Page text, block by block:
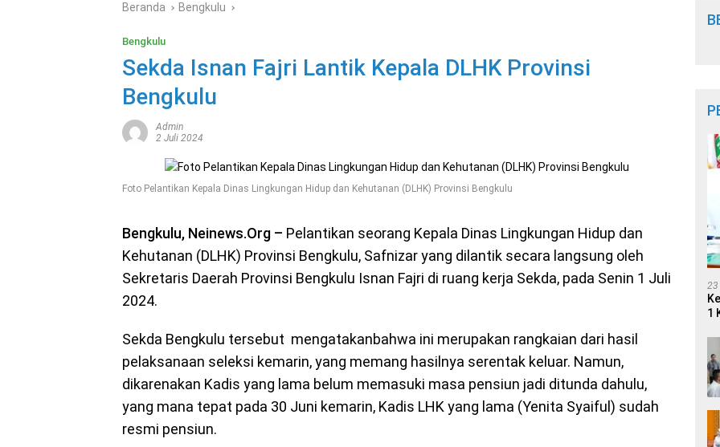
Beranda Bengkulu
Bengkulu
Sekda Isnan Fajri Lantik Kepala DLHK Provinsi
Bengkulu
Admin
2 Juli 2024
Foto Pelantikan Kepala Dinas Lingkungan Hidup dan Kehutanan (DLHK) Provinsi Bengkulu
Bengkulu, Neinews.Org – Pelantikan seorang Kepala Dinas Lingkungan Hidup dan
Kehutanan (DLHK) Provinsi Bengkulu, Safnizar yang dilantik secara langsung oleh
Sekretaris Daerah Provinsi Bengkulu Isnan Fajri di ruang kerja Sekda, pada Senin 1 Juli
2024.
Sekda Bengkulu tersebut mengatakanbahwa ini merupakan rangkaian dari hasil
pelaksanaan seleksi kemarin, yang memang hasilnya serentak keluar. Namun,
dikarenakan Kadis yang lama belum memasuki masa pensiun jadi ditunda dahulu,
yang mana tepat pada 30 Juni kemarin, Kadis LHK yang lama (Yenita Syaiful) sudah
resmi pensiun.
23
1